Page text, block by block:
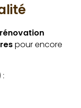
rénovation
pour encore